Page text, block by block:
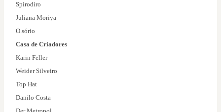
Spirodiro
Juliana Moriya
O.sório
Casa de Criadores
Karin Feller
Weider Silveiro
Top Hat
Danilo Costa